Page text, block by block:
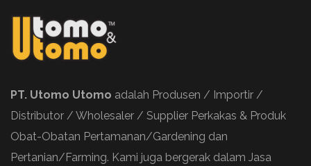
PT. Utomo Utomo adalah Produsen / Importir /
Distributor / Wholesaler / Supplier Perkakas & Produk
Obat-Obatan Pertamanan/Gardening dan
Pertanian/Farming. Kami juga bergerak dalam Jasa